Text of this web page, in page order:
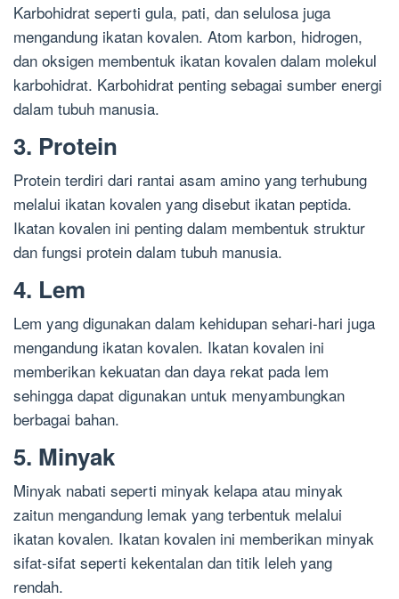
Karbohidrat seperti gula, pati, dan selulosa juga
mengandung ikatan kovalen. Atom karbon, hidrogen,
dan oksigen membentuk ikatan kovalen dalam molekul
karbohidrat. Karbohidrat penting sebagai sumber energi
dalam tubuh manusia.
3. Protein
Protein terdiri dari rantai asam amino yang terhubung
melalui ikatan kovalen yang disebut ikatan peptida.
Ikatan kovalen ini penting dalam membentuk struktur
dan fungsi protein dalam tubuh manusia.
4. Lem
Lem yang digunakan dalam kehidupan sehari-hari juga
mengandung ikatan kovalen. Ikatan kovalen ini
memberikan kekuatan dan daya rekat pada lem
sehingga dapat digunakan untuk menyambungkan
berbagai bahan.
5. Minyak
Minyak nabati seperti minyak kelapa atau minyak
zaitun mengandung lemak yang terbentuk melalui
ikatan kovalen. Ikatan kovalen ini memberikan minyak
sifat-sifat seperti kekentalan dan titik leleh yang
rendah.